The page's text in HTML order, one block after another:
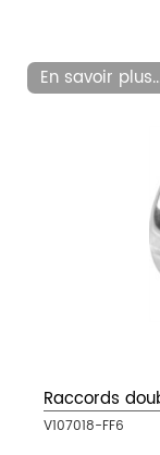
En savoir
Raccords
V107018-FF6